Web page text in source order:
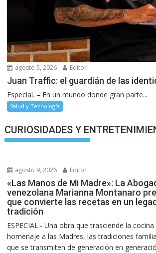
agosto 5, 2026 Editor
Juan Traffic: el guardián de las
Especial. – En un mundo donde gran parte...
Salud y Tecnología
CURIOSIDADES Y
agosto 9, 2026 Editor
«Las Manos de Mi Madre»: La
venezolana Marianna Montanaro
que convierte las recetas en un
tradición
ESPECIAL.- Una obra que trasciende la
homenaje a las Madres, las tradiciones
que se transmiten de generación en